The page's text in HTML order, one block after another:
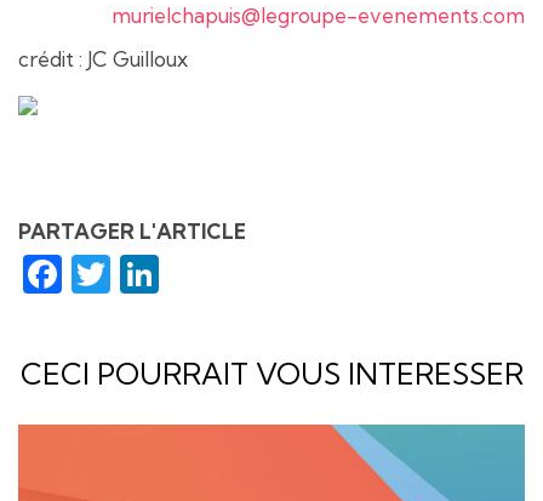
murielchapuis@legroupe-evenements.com
crédit : JC Guilloux
PARTAGER L'ARTICLE
Facebook
Twitter
CECI POURRAIT VOUS INTERESSER